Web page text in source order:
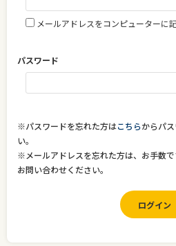
メールアドレスをコンピューターに
パスワード
※パスワードを忘れた方はこちらからパ
い。
※メールアドレスを忘れた方は、お手数で
お問い合わせください。
ログイン